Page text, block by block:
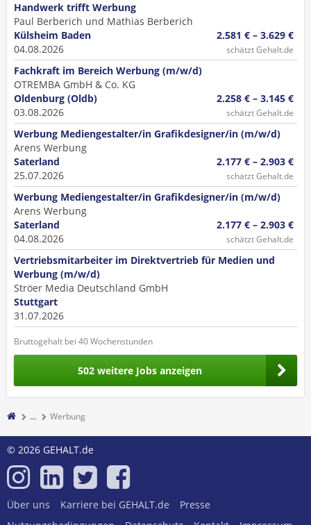
Handwerk trifft Werbung
Paul Berberich und Mathias Berberich
Külsheim Baden
04.08.2026
2.581 € – 3.629 €
schätzt Gehalt.de
Fachkraft im Bereich Werbung (m/w/d)
OTREMBA GmbH & Co. KG
Oldenburg (Oldb)
03.08.2026
2.258 € – 3.145 €
schätzt Gehalt.de
Werbung Mediengestalter/in Grafikdesigner/in (m/w/d)
Arens Werbung
Saterland
25.07.2026
2.177 € – 2.903 €
schätzt Gehalt.de
Werbung Mediengestalter/in Grafikdesigner/in (m/w/d)
Arens Werbung
Saterland
04.08.2026
2.177 € – 2.903 €
schätzt Gehalt.de
Vertriebsmitarbeiter im Direktvertrieb für Medien und
Werbung (m/w/d)
Ströer Media Deutschland GmbH
Stuttgart
31.07.2026
Bruttogehalt bei 40 Wochenstunden
502 weitere Jobs anzeigen
... Werbung
© 2026 GEHALT.de
Über uns Karriere bei GEHALT.de
Presse